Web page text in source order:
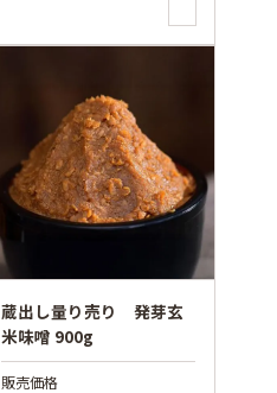
蔵出し量り売り 発芽玄
米味噌 900g
販売価格